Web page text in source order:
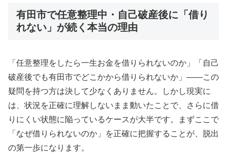
有田市で任意整理中・自己破産後に「借り
れない」が続く本当の理由
「任意整理をしたら一生お金を借りられないのか」「自己
破産後でも有田市でどこかから借りられないか」——この
疑問を持つ方は決して少なくありません。しかし現実に
は、状況を正確に理解しないまま動いたことで、さらに借
りにくい状態に陥っているケースが大半です。まずここで
「なぜ借りられないのか」を正確に把握することが、脱出
の第一歩になります。